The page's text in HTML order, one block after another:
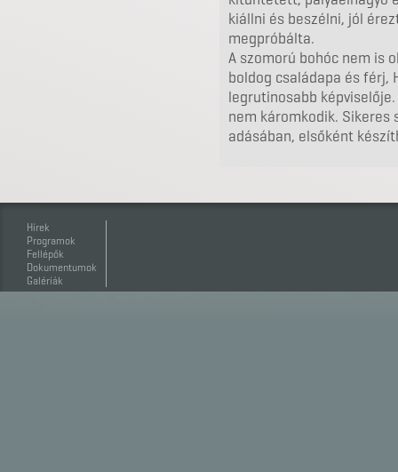
kiállni és beszélni, jól
megpróbálta.
A szomorú bohóc nem is
boldog családapa és férj,
legrutinosabb
nem káromkodik. Sikeres
adásában, elsőként
Hírek
Programok
Fellépők
Dokumentumok
Galériák